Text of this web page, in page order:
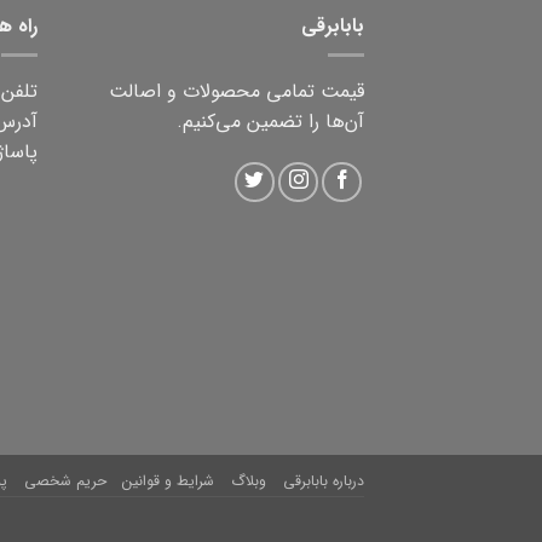
بابابرقی
قیمت تمامی محصولات و اصالت
آن‌ها را تضمین می‌کنیم.
راه
تلفن
درباره بابابرقی وبلاگ شرایط و قوانین حریم شخصی